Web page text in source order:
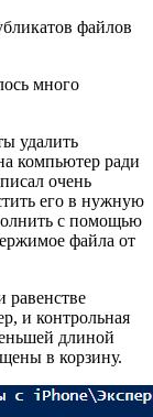
файлов
много
удалить
компьютер ради
очень
его в нужную
с помощью
файла от
равенстве
и контрольная
длиной
в корзину.